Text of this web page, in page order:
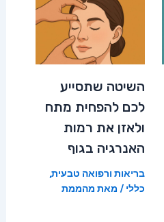
השיטה שתסייע
לכם להפחית מתח
ולאזן את רמות
האנרגיה בגוף
בריאות ורפואה טבעית,
כללי / מאת מהממת